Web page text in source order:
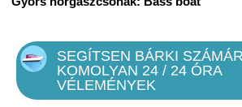
SEGÍTSEN BÁRKI
KOMOLYAN 24 / 24 ÓRA
VÉLEMÉNYEK